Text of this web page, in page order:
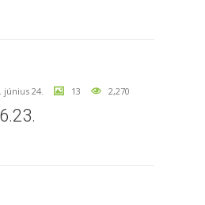
június 24. 13 2,270